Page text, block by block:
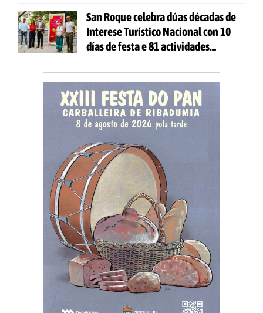
San Roque celebra dúas décadas de
Interese Turístico Nacional con 10
días de festa e 81 actividades